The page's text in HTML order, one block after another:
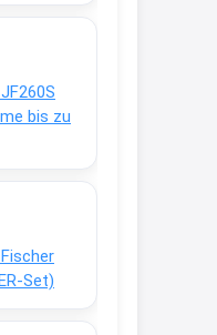
bis zu
Set)
/ wurde
gut?